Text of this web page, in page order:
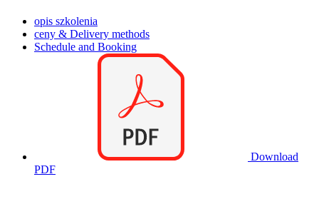
opis szkolenia
ceny & Delivery methods
Schedule and Booking
Download
PDF